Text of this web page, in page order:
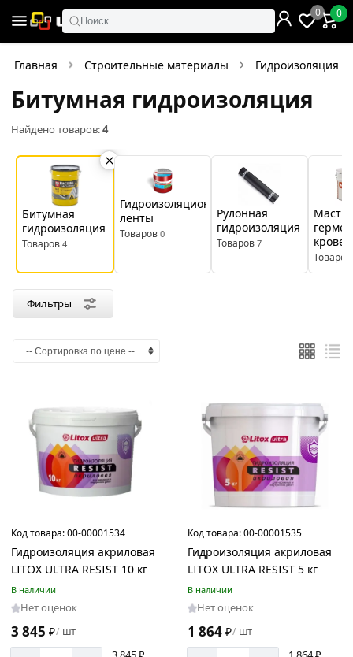
Поиск ..
0 0
Главная Строительные материалы Гидроизоляция
Битумная гидроизоляция
Найдено товаров:4
Битумная
гидроизоляция
Товаров 4
Гидроизоляционные
ленты
Товаров 0
Рулонная
гидроизоляция
Товаров 7
Товаров
Фильтры
Фильтры
Найдено товаров:
В
наличии
Со
скидкой
—
Производитель
Ceresit
Литокс
Желтый
Синий
Россия
Объем
1
л
Код товара:00-00001534
Гидроизоляция акриловая
LITOX ULTRA RESIST 10 кг
В наличии
Нет оценок
3 845 ₽/ шт
Код товара:00-00001535
Гидроизоляция акриловая
LITOX ULTRA RESIST 5 кг
В наличии
Нет оценок
1 864 ₽/ шт